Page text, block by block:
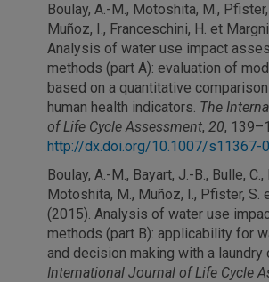
Boulay, A.-M., Motoshita, M., Pfister,
Muñoz, I., Franceschini, H. et
Analysis of water use impact
methods (part A): evaluation of
based on a quantitative
human health indicators. The
of Life Cycle Assessment, 20,
http://dx.doi.org/10.1007/s11367-
Boulay, A.-M., Bayart, J.-B., Bulle,
Motoshita, M., Muñoz, I., Pfister, S.
(2015). Analysis of water use
methods (part B): applicability for
and decision making with a laundry
International Journal of Life Cycle